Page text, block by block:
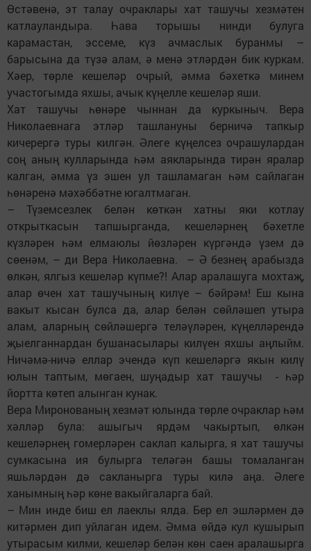
Өстәвенә, эт талау очраклары хат ташучы хезмәтен
катлауландыра. Һава торышы нинди булуга
карамастан, эссеме, күз ачмаслык буранмы –
барысына да түзә алам, ә менә этләрдән бик куркам.
Хәер, төрле кешеләр очрый, әмма бәхеткә минем
участогымда яхшы, ачык күңелле кешеләр яши.
Хат ташучы һөнәре чыннан да куркыныч. Вера
Николаевнага этләр ташлануны берничә тапкыр
кичерергә туры килгән. Әлеге күңелсез очрашулардан
соң аның кулларында һәм аякларында тирән яралар
калган, әмма үз эшен ул ташламаган һәм сайлаган
һөнәренә мәхәббәтне югалтмаган.
– Түземсезлек белән көткән хатны яки котлау
открыткасын тапшырганда, кешеләрнең бәхетле
күзләрен һәм елмаюлы йөзләрен күргәндә үзем дә
сөенәм, – ди Вера Николаевна. – Ә безнең арабызда
өлкән, ялгыз кешеләр күпме?! Алар аралашуга мохтаҗ,
алар өчен хат ташучының килүе – бәйрәм! Еш кына
вакыт кысан булса да, алар белән сөйләшеп утыра
алам, аларның сөйләшергә теләүләрен, күңелләрендә
җыелганнардан бушанасылары килүен яхшы аңлыйм.
Ничәмә-ничә еллар эчендә күп кешеләргә якын килү
юлын таптым, мөгаен, шуңадыр хат ташучы - һәр
йортта көтеп алынган кунак.
Вера Миронованың хез­мәт юлында төрле очрак­лар һәм
хәлләр була: ашыгыч ярдәм чакыртып, өлкән
кешеләрнең гомерләрен сак­лап калырга, я хат ташучы
сумкасына ия булырга теләгән башы томаланган
яшьләрдән дә сакланырга туры килә аңа. Әлеге
ханымның һәр көне вакыйгаларга бай.
– Мин инде биш ел лаек­лы ялда. Бер ел эшләрмен дә
китәрмен дип уйлаган идем. Әмма өйдә кул кушырып
утырасым килми, кешеләр белән көн саен аралашырга